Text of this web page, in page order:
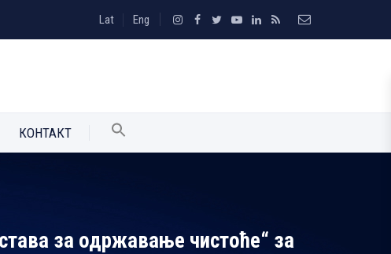
Lat Eng
КОНТАКТ
за одржавање чистоће“ за